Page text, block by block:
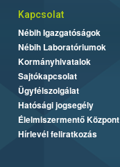
Kapcsolat
Nébih Igazgatóságok
Nébih Laboratóriumok
Kormányhivatalok
Sajtókapcsolat
Ügyfélszolgálat
Hatósági jogsegély
Élelmiszermentő Központ
Hírlevél feliratkozás